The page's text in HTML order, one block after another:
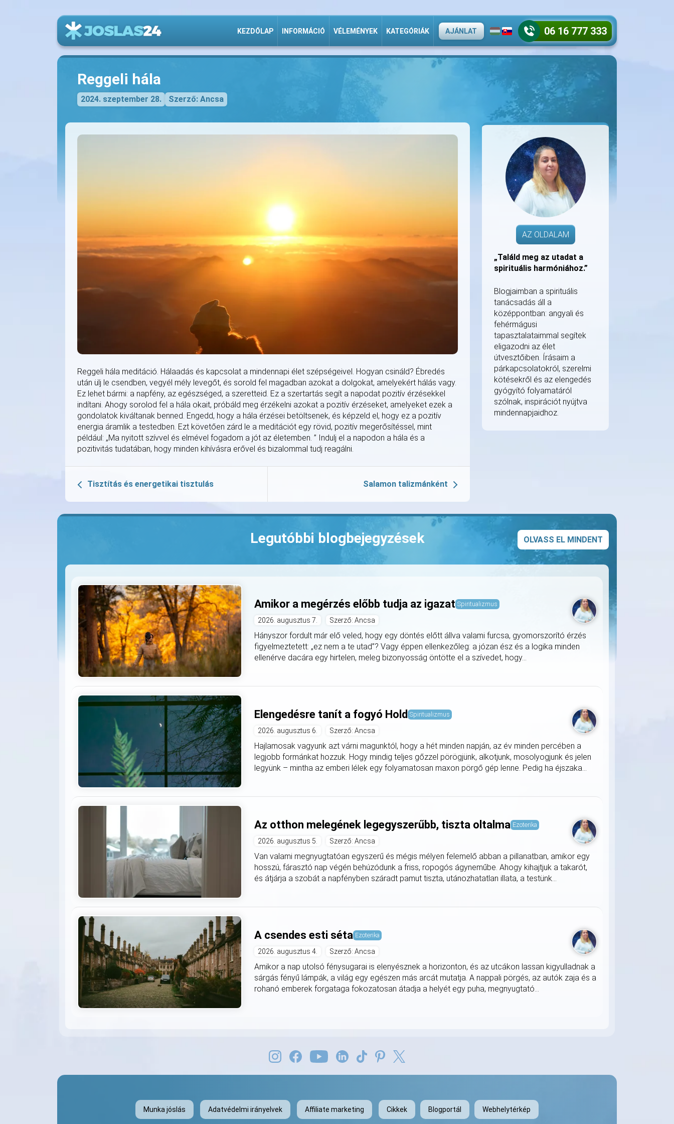
KEZDŐLAP INFORMÁCIÓ VÉLEMÉNYEK KATEGÓRIÁK AJÁNLAT 06 16 777 333
Reggeli hála
2024. szeptember 28. Szerző: Ancsa
Reggeli hála meditáció. Hálaadás és kapcsolat a mindennapi élet szépségeivel. Hogyan csináld? Ébredés
után ülj le csendben, vegyél mély levegőt, és sorold fel magadban azokat a dolgokat, amelyekért hálás vagy.
Ez lehet bármi: a napfény, az egészséged, a szeretteid. Ez a szertartás segít a napodat pozitív érzésekkel
indítani. Ahogy sorolod fel a hála okait, próbáld meg érzékelni azokat a pozitív érzéseket, amelyeket ezek a
gondolatok kiváltanak benned. Engedd, hogy a hála érzései betöltsenek, és képzeld el, hogy ez a pozitív
energia áramlik a testedben. Ezt követően zárd le a meditációt egy rövid, pozitív megerősítéssel, mint
például: „Ma nyitott szívvel és elmével fogadom a jót az életemben. ” Indulj el a napodon a hála és a
pozitivitás tudatában, hogy minden kihívásra erővel és bizalommal tudj reagálni.
Tisztítás és energetikai tisztulás Salamon talizmánként
AZ OLDALAM
„Találd meg az utadat a
spirituális harmóniához.”
Blogjaimban a spirituális
tanácsadás áll a
középpontban: angyali és
fehérmágusi
tapasztalataimmal segítek
eligazodni az élet
útvesztőiben. Írásaim a
párkapcsolatokról, szerelmi
kötésekről és az elengedés
gyógyító folyamatáról
szólnak, inspirációt nyújtva
mindennapjaidhoz.
Legutóbbi blogbejegyzések OLVASS EL MINDENT
Amikor a megérzés előbb tudja az igazat Spiritualizmus
2026. augusztus 7. Szerző: Ancsa
Hányszor fordult már elő veled, hogy egy döntés előtt állva valami furcsa, gyomorszorító érzés
figyelmeztetett: „ez nem a te utad”? Vagy éppen ellenkezőleg: a józan ész és a logika minden
ellenérve dacára egy hirtelen, meleg bizonyosság öntötte el a szívedet, hogy...
Elengedésre tanít a fogyó Hold Spiritualizmus
2026. augusztus 6. Szerző: Ancsa
Hajlamosak vagyunk azt várni magunktól, hogy a hét minden napján, az év minden percében a
legjobb formánkat hozzuk. Hogy mindig teljes gőzzel pörögjünk, alkotjunk, mosolyogjunk és jelen
legyünk – mintha az emberi lélek egy folyamatosan maxon pörgő gép lenne. Pedig ha éjszaka...
Az otthon melegének legegyszerűbb, tiszta oltalma Ezoterika
2026. augusztus 5. Szerző: Ancsa
Van valami megnyugtatóan egyszerű és mégis mélyen felemelő abban a pillanatban, amikor egy
hosszú, fárasztó nap végén behúzódunk a friss, ropogós ágyneműbe. Ahogy kihajtjuk a takarót,
és átjárja a szobát a napfényben száradt pamut tiszta, utánozhatatlan illata, a testünk...
A csendes esti séta Ezoterika
2026. augusztus 4. Szerző: Ancsa
Amikor a nap utolsó fénysugarai is elenyésznek a horizonton, és az utcákon lassan kigyulladnak a
sárgás fényű lámpák, a világ egy egészen más arcát mutatja. A nappali pörgés, az autók zaja és a
rohanó emberek forgataga fokozatosan átadja a helyét egy puha, megnyugtató...
Munka jóslás Adatvédelmi irányelvek Affiliate marketing Cikkek Blogportál Webhelytérkép